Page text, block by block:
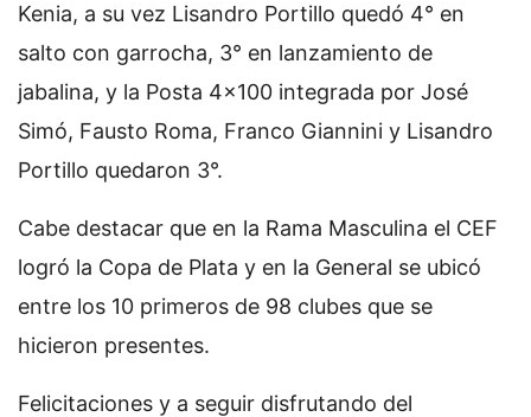
Kenia, a su vez Lisandro Portillo quedó 4° en
salto con garrocha, 3° en lanzamiento de
jabalina, y la Posta 4x100 integrada por José
Simó, Fausto Roma, Franco Giannini y Lisandro
Portillo quedaron 3°.
Cabe destacar que en la Rama Masculina el CEF
logró la Copa de Plata y en la General se ubicó
entre los 10 primeros de 98 clubes que se
hicieron presentes.
Felicitaciones y a seguir disfrutando del